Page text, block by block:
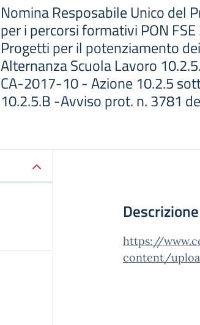
Nomina Resposabile Unico del
per i percorsi formativi PON
Progetti per il potenziamento
Alternanza Scuola Lavoro
CA-2017-10 - Azione 10.2.5
10.2.5.B -Avviso prot. n. 3781
Descrizione
https://
content/